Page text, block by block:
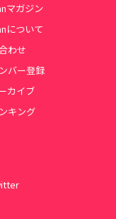
マガジン
について
わせ
バー登録
カイブ
キング